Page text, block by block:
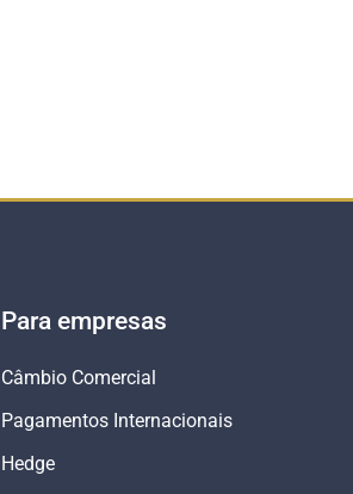
Para empresas
Câmbio Comercial
Pagamentos Internacionais
Hedge